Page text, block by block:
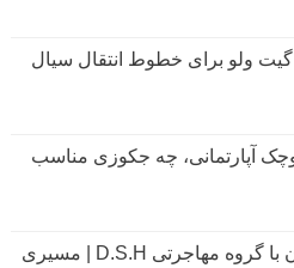
ولو برای خطوط انتقال سیال
آپارتمانی، چه جکوزی مناسب
مهاجرت به آلمان با گروه مهاجرتی D.S.H | مسیری